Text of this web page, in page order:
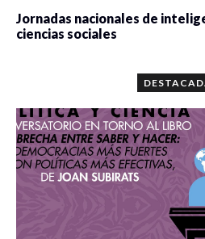
Jornadas nacionales de
ciencias sociales